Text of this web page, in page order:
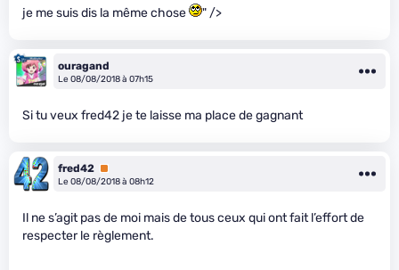
je me suis dis la même chose " />
ouragand
Le 08/08/2018 à 07h15
Si tu veux fred42 je te laisse ma place de gagnant
fred42 Premium
Le 08/08/2018 à 08h12
Il ne s’agit pas de moi mais de tous ceux qui ont fait l’effort de
respecter le règlement.